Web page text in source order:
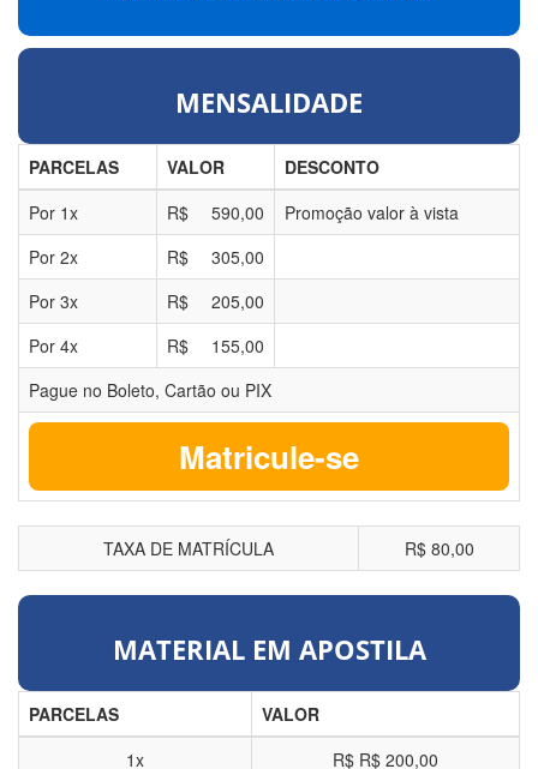
MENSALIDADE
PARCELAS VALOR
DESCONTO
Por 1x R$ 590,00
Promoção valor à vista
Por 2x R$
305,00
Por 3x R$
205,00
Por 4x R$
155,00
Pague no Boleto, Cartão ou PIX
Matricule-se
TAXA DE MATRÍCULA R$ 80,00
MATERIAL EM APOSTILA
PARCELAS
VALOR
1x
R$ R$ 200,00